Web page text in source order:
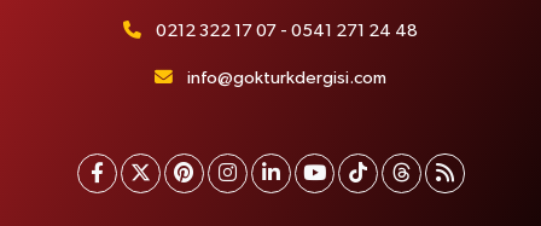
0212 322 17 07 - 0541 271 24 48
info@gokturkdergisi.com